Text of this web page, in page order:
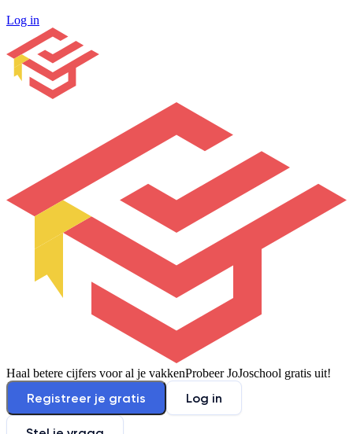
Log in
Haal betere cijfers voor al je vakkenProbeer JoJoschool gratis uit!
Registreer je gratis Log in